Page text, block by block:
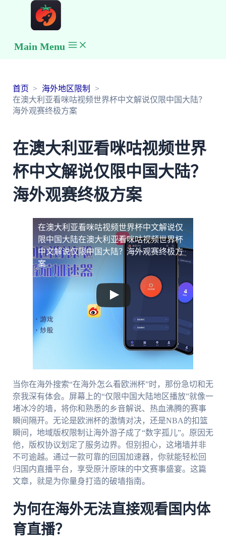
Main Menu
首页
海外地区限制
在澳大利亚看咪咕视频世界杯中文解说仅限中国大陆？
海外观赛终极方案
在澳大利亚看咪咕视频世界
杯中文解说仅限中国大陆？
海外观赛终极方案
在澳大利亚看咪咕视频世界杯中文解说仅
限中国大陆在澳大利亚看咪咕视频世界杯
中文解说仅限中国大陆？海外观赛终极方
案
当你在海外搜索“在海外怎么看欧洲杯”时，那份急切和无
奈我深有体会。屏幕上的“仅限中国大陆地区播放”就像一
堵冰冷的墙，将你和熟悉的乡音解说、热血沸腾的赛事
瞬间隔开。无论是欧洲杯的激情对决，还是NBA的扣篮
瞬间，地域版权限制让海外游子成了“数字孤儿”。原因无
他，版权协议划定了服务边界。但别担心，这堵墙并非
不可逾越。通过一款可靠的回国加速器，你就能轻松回
归国内直播平台，享受原汁原味的中文赛事盛宴。这篇
文章，就是为你量身打造的破墙指南。
为何在海外无法直接观看国内体
育直播？